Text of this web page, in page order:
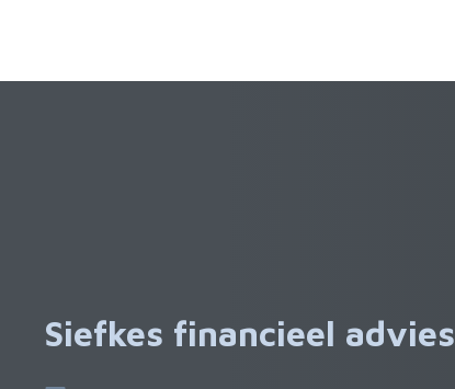
Siefkes financieel advies